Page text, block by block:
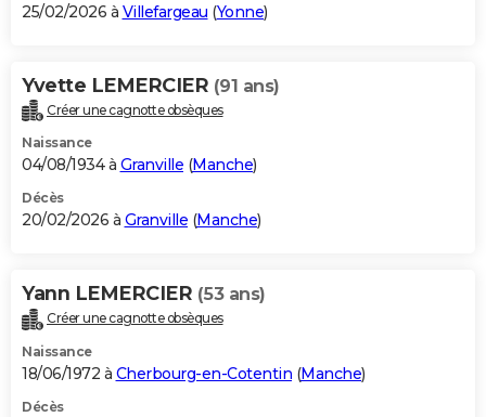
25/02/2026 à Villefargeau (Yonne)
Yvette LEMERCIER (91 ans)
Créer une cagnotte obsèques
Naissance
04/08/1934 à Granville (Manche)
Décès
20/02/2026 à Granville (Manche)
Yann LEMERCIER (53 ans)
Créer une cagnotte obsèques
Naissance
18/06/1972 à Cherbourg-en-Cotentin (Manche)
Décès